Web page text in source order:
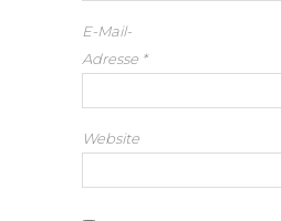
E-Mail-
Adresse *
Website